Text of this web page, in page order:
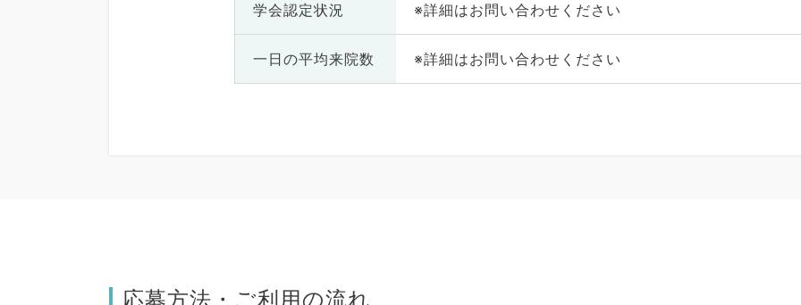
学会認定状況 ※詳細はお問い合わせください
一日の平均来院数 ※詳細はお問い合わせください
応募方法・ご利用の流れ